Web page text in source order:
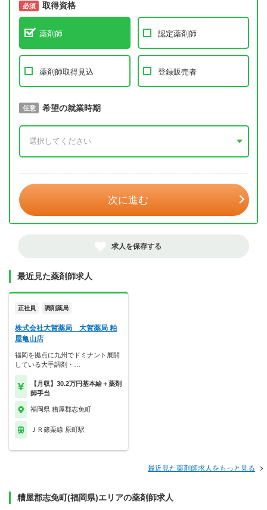
必須 取得資格
薬剤師 認定薬剤師
薬剤師取得見込 登録販売者
必須 取得予定年
任意 希望の就業時期
次に進む
求人を保存する
最近見た薬剤師求人
正社員 調剤薬局
株式会社大賀薬局 大賀薬局 粕
屋亀山店
福岡を拠点に九州でドミナント展開
している大手調剤・…
【月収】30.2万円基本給＋薬剤
師手当
福岡県 糟屋郡志免町
ＪＲ篠栗線 原町駅
最近見た薬剤師求人をもっと見る
糟屋郡志免町(福岡県)エリアの薬剤師求人